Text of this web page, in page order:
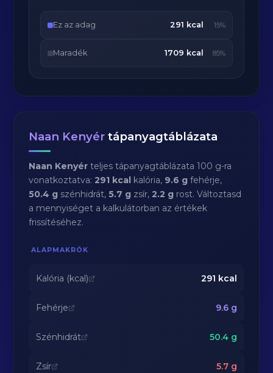
Ez az adag 291 kcal 15%
Maradék 1709 kcal 85%
Naan Kenyér tápanyagtáblázata
Naan Kenyér teljes tápanyagtáblázata 100 g-ra
vonatkoztatva:291 kcal kalória, 9.6 g fehérje,
50.4 g szénhidrát,5.7 g zsír,2.2 g rost. Változtasd
a mennyiséget a kalkulátorban az értékek
frissítéséhez.
ALAPMAKRÓK
Kalória (kcal) 291 kcal
Fehérje 9.6g
Szénhidrát 50.4g
Zsír 5.7g